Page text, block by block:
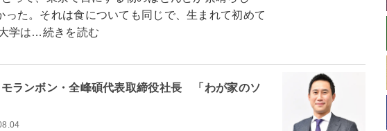
った。それは食についても同じで、生まれて初めて
学は…続きを読む
ランボン・全峰碩代表取締役社長 「わが家のソ